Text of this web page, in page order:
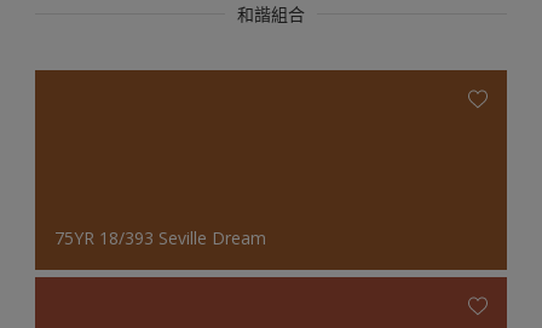
和諧組合
75YR 18/393 Seville Dream